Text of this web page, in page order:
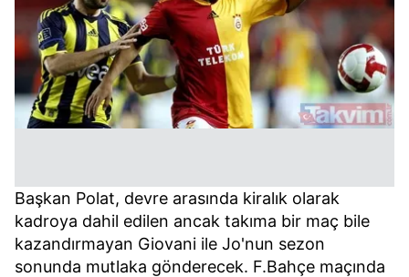
Başkan Polat, devre arasında kiralık olarak
kadroya dahil edilen ancak takıma bir maç bile
kazandırmayan Giovani ile Jo'nun sezon
sonunda mutlaka gönderecek. F.Bahçe maçında